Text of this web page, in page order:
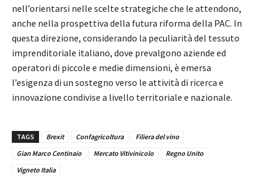
nell’orientarsi nelle scelte strategiche che le attendono,
anche nella prospettiva della futura riforma della PAC. In
questa direzione, considerando la peculiarità del tessuto
imprenditoriale italiano, dove prevalgono aziende ed
operatori di piccole e medie dimensioni, è emersa
l’esigenza di un sostegno verso le attività di ricerca e
innovazione condivise a livello territoriale e nazionale.
TAGS Brexit Confagricoltura
Filiera del vino
Gian Marco Centinaio
Mercato Vitivinicolo
Regno Unito
Vigneto Italia